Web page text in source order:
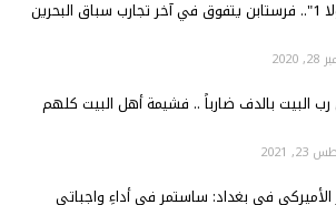
"فورمولا 1".. فرستابن يتفوق في آخر تجارب سباق البحرين
رب البيت بالدف ضارباً .. فشيمة أهل البيت كلهم
2021
الأميركي في بغداد: ساستمر في أداءِ واجباتي